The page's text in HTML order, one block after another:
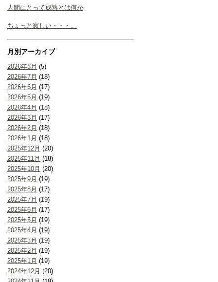
人間にとって成熟とは何か
ちょっと寂しい・・・。
月別アーカイブ
2026年8月 (5)
2026年7月 (18)
2026年6月 (17)
2026年5月 (19)
2026年4月 (18)
2026年3月 (17)
2026年2月 (18)
2026年1月 (18)
2025年12月 (20)
2025年11月 (18)
2025年10月 (20)
2025年9月 (19)
2025年8月 (17)
2025年7月 (19)
2025年6月 (17)
2025年5月 (19)
2025年4月 (19)
2025年3月 (19)
2025年2月 (19)
2025年1月 (19)
2024年12月 (20)